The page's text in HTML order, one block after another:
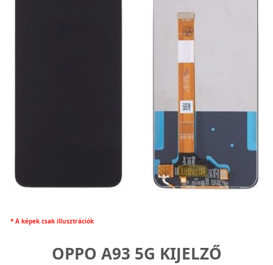
* A képek csak illusztrációk
OPPO A93 5G KIJELZŐ